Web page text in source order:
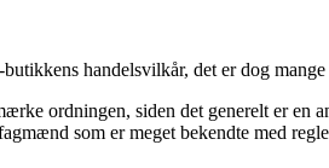
handelsvilkår, det er dog
ordningen, siden det generelt er en
som er meget bekendte med